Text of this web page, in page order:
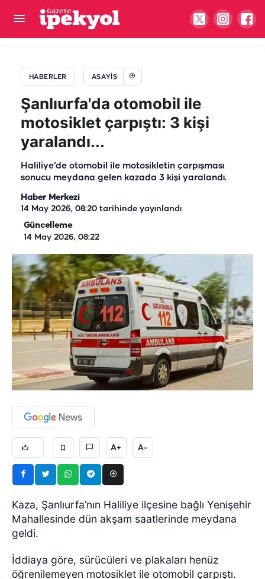
HABERLER ASAYIŞ
Şanlıurfa'da otomobil ile
motosiklet çarpıştı: 3 kişi
yaralandı...
Haliliye’de otomobil ile motosikletin çarpışması
sonucu meydana gelen kazada 3 kişi yaralandı.
Haber Merkezi
14 May 2026, 08:20 tarihinde yayınlandı
Güncelleme
14 May 2026, 08:22
A+ A-
Kaza, Şanlıurfa’nın Haliliye ilçesine bağlı Yenişehir
Mahallesinde dün akşam saatlerinde meydana
geldi.
İddiaya göre, sürücüleri ve plakaları henüz
öğrenilemeyen motosiklet ile otomobil çarpıştı.
Şanlıurfa’da korkutan patlama: Ortalık bir anda